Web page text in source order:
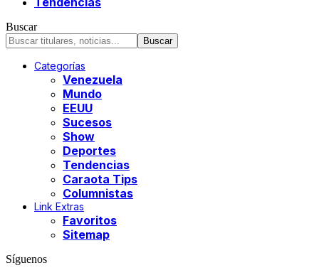
Buscar
Categorías
Venezuela
Mundo
EEUU
Sucesos
Show
Deportes
Tendencias
Caraota Tips
Columnistas
Link Extras
Favoritos
Sitemap
Síguenos